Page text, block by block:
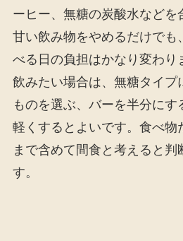
ーヒー、無糖の炭酸水などを
甘い飲み物をやめるだけでも
べる日の負担はかなり変わり
飲みたい場合は、無糖タイプ
ものを選ぶ、バーを半分にす
軽くするとよいです。食べ物
まで含めて間食と考えると判
す。